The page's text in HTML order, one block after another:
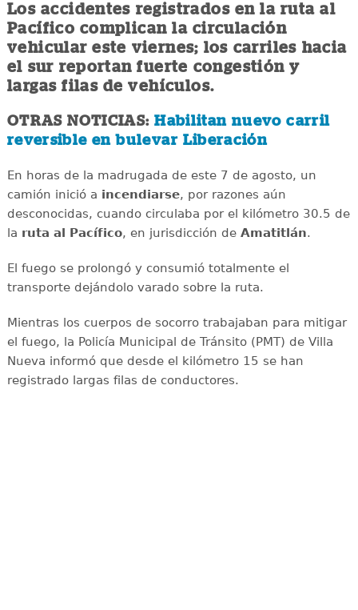
Los accidentes registrados en la ruta al
Pacífico complican la circulación
vehicular este viernes; los carriles hacia
el sur reportan fuerte congestión y
largas filas de vehículos.
OTRAS NOTICIAS:Habilitan nuevo carril
reversible en bulevar Liberación
En horas de la madrugada de este 7 de agosto, un
camión inició a incendiarse, por razones aún
desconocidas, cuando circulaba por el kilómetro 30.5 de
la ruta al Pacífico, en jurisdicción de Amatitlán.
El fuego se prolongó y consumió totalmente el
transporte dejándolo varado sobre la ruta.
Mientras los cuerpos de socorro trabajaban para mitigar
el fuego, la Policía Municipal de Tránsito (PMT) de Villa
Nueva informó que desde el kilómetro 15 se han
registrado largas filas de conductores.